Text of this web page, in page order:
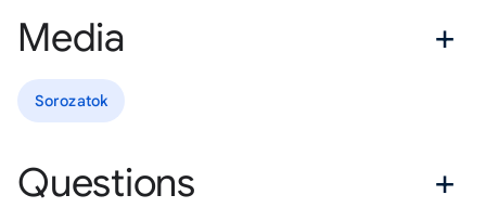
Media
Sorozatok
Questions